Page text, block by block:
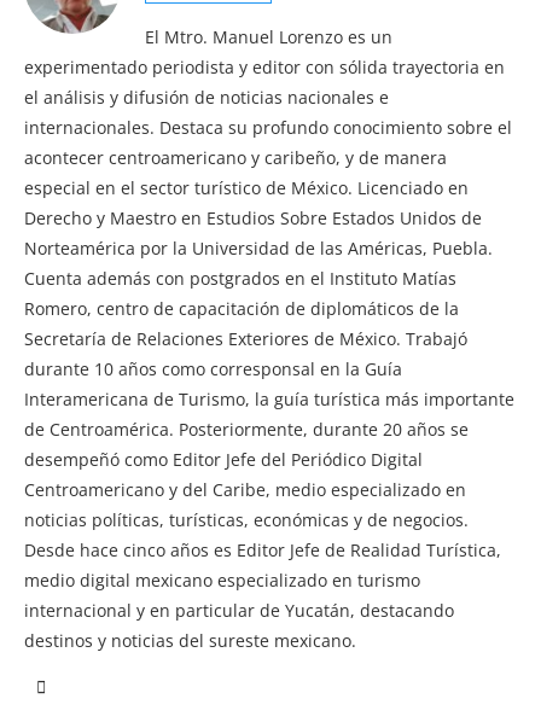
El Mtro. Manuel Lorenzo es un
experimentado periodista y editor con sólida trayectoria en
el análisis y difusión de noticias nacionales e
internacionales. Destaca su profundo conocimiento sobre el
acontecer centroamericano y caribeño, y de manera
especial en el sector turístico de México. Licenciado en
Derecho y Maestro en Estudios Sobre Estados Unidos de
Norteamérica por la Universidad de las Américas, Puebla.
Cuenta además con postgrados en el Instituto Matías
Romero, centro de capacitación de diplomáticos de la
Secretaría de Relaciones Exteriores de México. Trabajó
durante 10 años como corresponsal en la Guía
Interamericana de Turismo, la guía turística más importante
de Centroamérica. Posteriormente, durante 20 años se
desempeñó como Editor Jefe del Periódico Digital
Centroamericano y del Caribe, medio especializado en
noticias políticas, turísticas, económicas y de negocios.
Desde hace cinco años es Editor Jefe de Realidad Turística,
medio digital mexicano especializado en turismo
internacional y en particular de Yucatán, destacando
destinos y noticias del sureste mexicano.